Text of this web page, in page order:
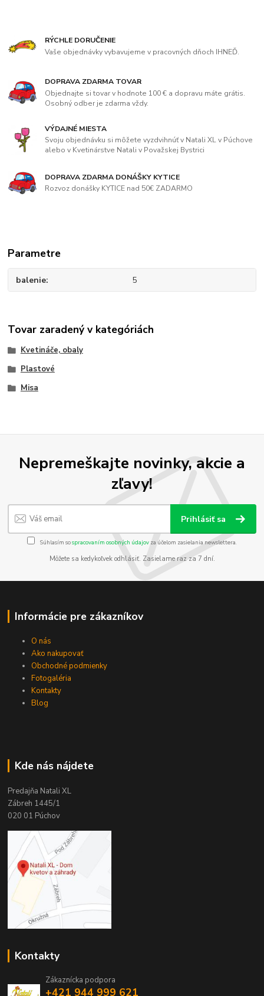
RÝCHLE DORUČENIE
Vaše objednávky vybavujeme v pracovných dňoch IHNEĎ.
DOPRAVA ZDARMA TOVAR
Objednajte si tovar v hodnote 100 € a dopravu máte grátis.
Osobný odber je zdarma vždy.
VÝDAJNÉ MIESTA
Svoju objednávku si môžete vyzdvihnúť v Natali XL v Púchove
alebo v Kvetinárstve Natali v Považskej Bystrici
DOPRAVA ZDARMA DONÁŠKY KYTICE
Rozvoz donášky KYTICE nad 50€ ZADARMO
Parametre
balenie 5
Tovar zaradený v kategóriách
Kvetináče, obaly
Plastové
Misa
Nepremeškajte novinky, akcie a
zľavy!
Prihlásiť sa
Súhlasím sospracovaním osobných údajov za účelom zasielania newslettera.
Môžete sa kedykoľvek odhlásiť. Zasielame raz za 7 dní.
Informácie pre zákazníkov
O nás
Ako nakupovať
Obchodné podmienky
Fotogaléria
Kontakty
Blog
Kde nás nájdete
Predajňa Natali XL
Zábreh 1445/1
020 01 Púchov
Kontakty
Zákaznícka podpora
+421 944 999 621